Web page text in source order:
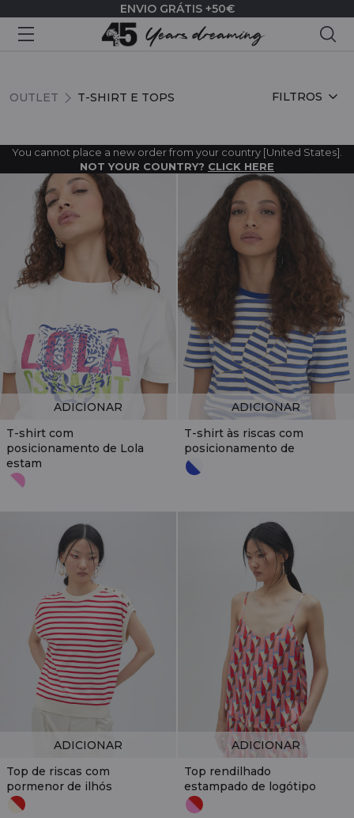
ENVIO GRÁTIS +50€
OUTLET T-SHIRT E TOPS
T-SHIRT E TOPS FILTROS
You cannot place a new order from your country [United States].
NOT YOUR COUNTRY? CLICK HERE
T-shirt com
posicionamento de Lola
estam
ADICIONAR
T-shirt às riscas com
posicionamento de
ADICIONAR
Top de riscas com
pormenor de ilhós
ADICIONAR
Top rendilhado
estampado de logótipo
ADICIONAR